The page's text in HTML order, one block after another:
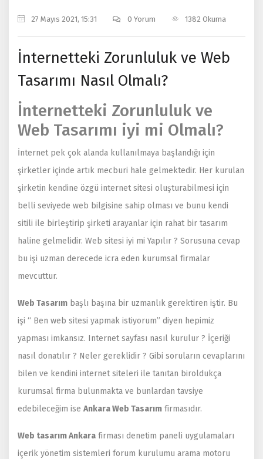
27 Mayıs 2021, 15:31 0 Yorum 1382 Okuma
İnternetteki Zorunluluk ve Web
Tasarımı Nasıl Olmalı?
İnternetteki Zorunluluk ve
Web Tasarımı iyi mi Olmalı?
İnternet pek çok alanda kullanılmaya başlandığı için
şirketler içinde artık mecburi hale gelmektedir. Her kurulan
şirketin kendine özgü internet sitesi oluşturabilmesi için
belli seviyede web bilgisine sahip olması ve bunu kendi
sitili ile birleştirip şirketi arayanlar için rahat bir tasarım
haline gelmelidir. Web sitesi iyi mi Yapılır ? Sorusuna cevap
bu işi uzman derecede icra eden kurumsal firmalar
mevcuttur.
Web Tasarım başlı başına bir uzmanlık gerektiren iştir. Bu
işi “ Ben web sitesi yapmak istiyorum” diyen hepimiz
yapması imkansız. Internet sayfası nasıl kurulur ? İçeriği
nasıl donatılır ? Neler gereklidir ? Gibi soruların cevaplarını
bilen ve kendini internet siteleri ile tanıtan biroldukça
kurumsal firma bulunmakta ve bunlardan tavsiye
edebileceğim ise Ankara Web Tasarım firmasıdır.
Web tasarım Ankara firması denetim paneli uygulamaları
içerik yönetim sistemleri forum kurulumu arama motoru